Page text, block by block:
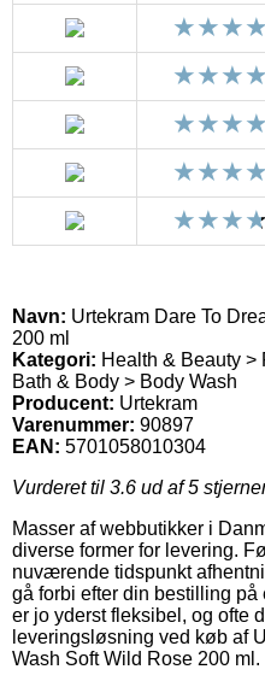
Navn: Urtekram Dare To
200 ml
Kategori: Health & Beauty >
Bath & Body > Body Wash
Producent: Urtekram
Varenummer: 90897
EAN: 5701058010304
Vurderet til 3.6 ud af 5
Masser af webbutikker i
diverse former for levering.
nuværende tidspunkt
gå forbi efter din bestilling på
er jo yderst fleksibel, og ofte
leveringsløsning ved køb af
Wash Soft Wild Rose 200 ml.